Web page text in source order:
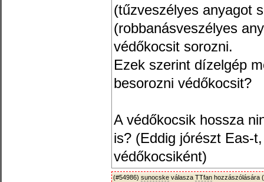
(tűzveszélyes anyagot
(robbanásveszélyes
védőkocsit sorozni.
Ezek szerint dízelgép
besorozni védőkocsit?
A védőkocsik hossza
is? (Eddig jórészt Eas-
védőkocsiként)
(#54986) sunocske válasza TTfan hozzászólására (